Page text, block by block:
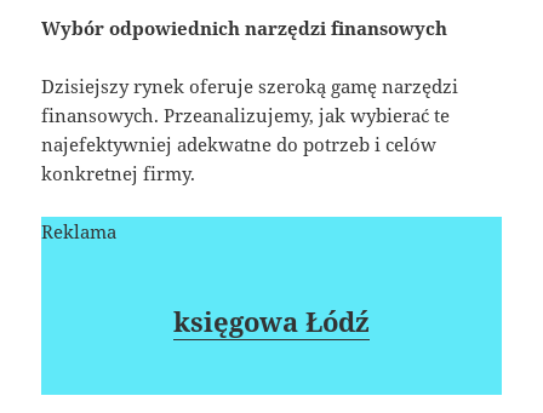
Wybór odpowiednich narzędzi finansowych
Dzisiejszy rynek oferuje szeroką gamę narzędzi
finansowych. Przeanalizujemy, jak wybierać te
najefektywniej adekwatne do potrzeb i celów
konkretnej firmy.
Reklama
księgowa Łódź